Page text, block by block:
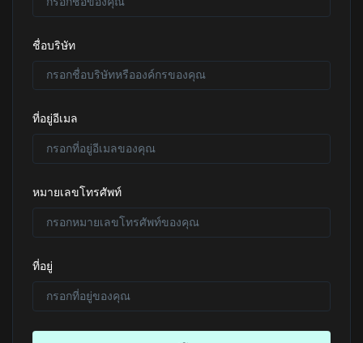
ชื่อบริษัท
ที่อยู่อีเมล
หมายเลขโทรศัพท์
ที่อยู่